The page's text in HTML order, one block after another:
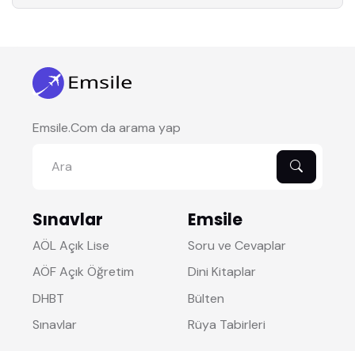
Emsile.Com da arama yap
Sınavlar
AÖL Açık Lise
AÖF Açık Öğretim
DHBT
Sınavlar
Emsile
Soru ve Cevaplar
Dini Kitaplar
Bülten
Rüya Tabirleri